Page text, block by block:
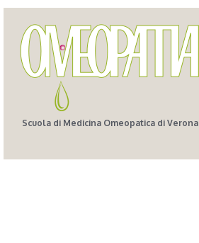
Scuola di Medicina Omeopatica di Verona